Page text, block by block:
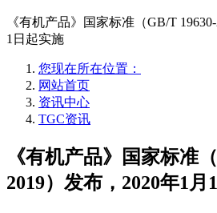
《有机产品》国家标准（GB/T
1日起实施
您现在所在位置：
网站首页
资讯中心
TGC资讯
《有机产品》国家标准
2019）发布，2020年1月